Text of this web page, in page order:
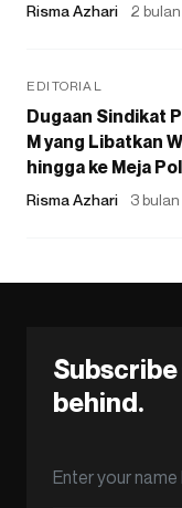
Risma Azhari 2
EDITORIAL
Dugaan Sindikat
M yang Libatkan
hingga ke Meja
Risma Azhari 3
behind.